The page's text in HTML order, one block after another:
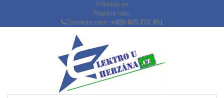
Přihlásit se
Napište nám
Zavolejte nám: +420 605 272 451